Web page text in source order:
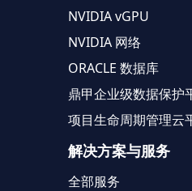
NVIDIA vGPU
NVIDIA 网络
ORACLE 数据库
鼎甲企业级数据保护
项目生命周期管理云
解决方案与服务
全部服务